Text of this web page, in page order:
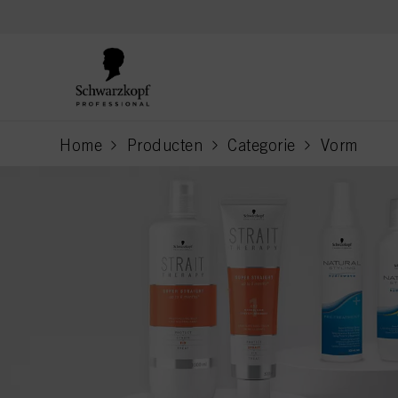
Home Producten Categorie Vorm
current page